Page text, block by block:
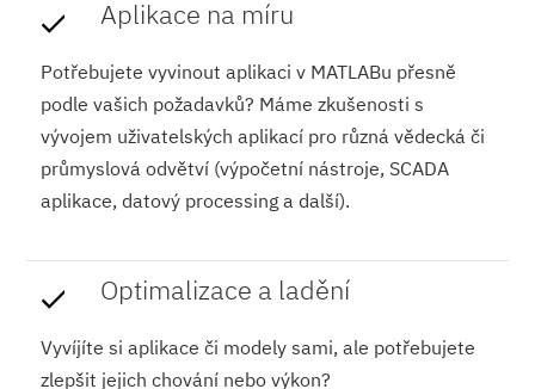
Aplikace na míru
Potřebujete vyvinout aplikaci v MATLABu přesně
podle vašich požadavků? Máme zkušenosti s
vývojem uživatelských aplikací pro různá vědecká či
průmyslová odvětví (výpočetní nástroje, SCADA
aplikace, datový processing a další).
Optimalizace a ladění
Vyvíjíte si aplikace či modely sami, ale potřebujete
zlepšit jejich chování nebo výkon?